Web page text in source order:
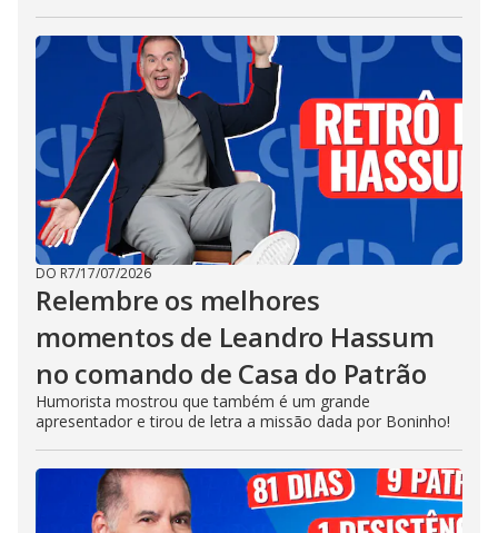
DO R7/17/07/2026
Relembre os melhores
momentos de Leandro Hassum
no comando de Casa do Patrão
Humorista mostrou que também é um grande
apresentador e tirou de letra a missão dada por Boninho!